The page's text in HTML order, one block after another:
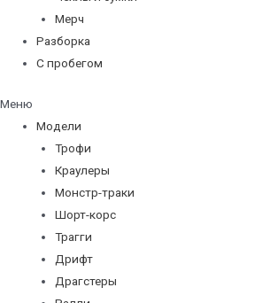
Мерч
Разборка
С пробегом
Меню
Модели
Трофи
Краулеры
Монстр-траки
Шорт-корс
Трагги
Дрифт
Драгстеры